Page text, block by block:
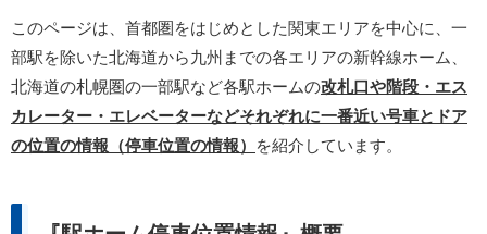
このページは、首都圏をはじめとした関東エリアを中心に、一
部駅を除いた北海道から九州までの各エリアの新幹線ホーム、
北海道の札幌圏の一部駅など各駅ホームの改札口や階段・エス
カレーター・エレベーターなどそれぞれに一番近い号車とドア
の位置の情報（停車位置の情報）
を紹介しています。